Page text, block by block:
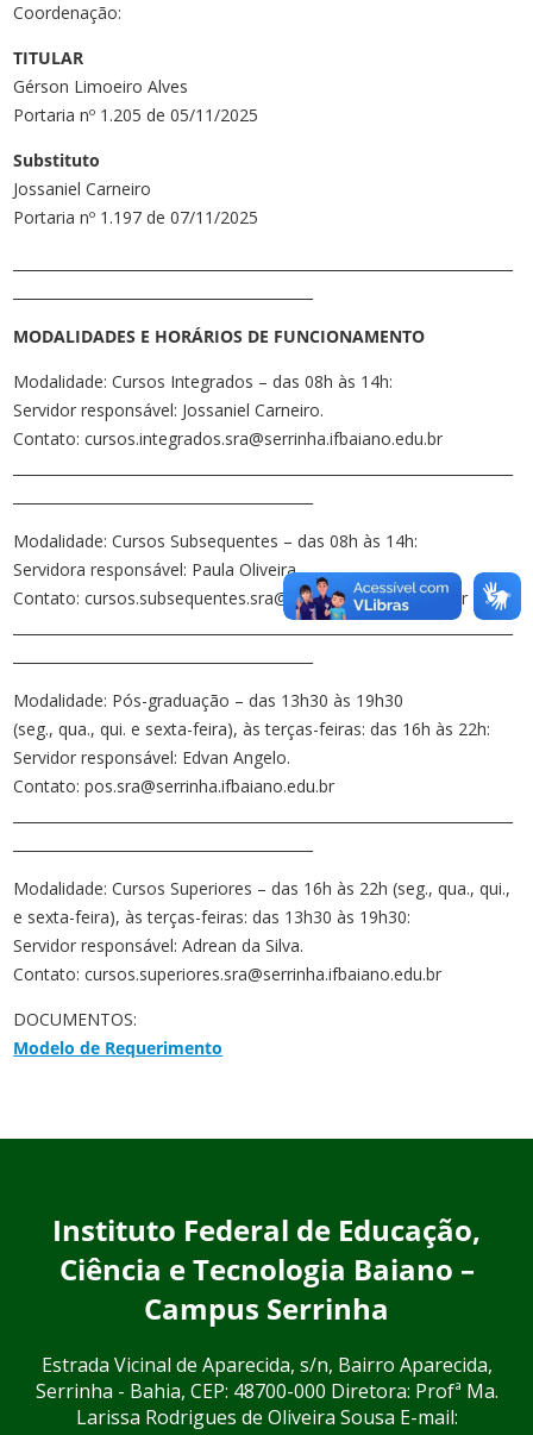
Coordenação:
TITULAR
Gérson Limoeiro Alves
Portaria nº 1.205 de 05/11/2025
Substituto
Jossaniel Carneiro
Portaria nº 1.197 de 07/11/2025
MODALIDADES E HORÁRIOS DE FUNCIONAMENTO
Modalidade: Cursos Integrados – das 08h às 14h:
Servidor responsável: Jossaniel Carneiro.
Contato: cursos.integrados.sra@serrinha.ifbaiano.edu.br
Modalidade: Cursos Subsequentes – das 08h às 14h:
Servidora responsável: Paula Oliveira.
Contato: cursos.subsequentes.sra@serrinha.ifbaiano.edu.br
______________________________________________________________________
Modalidade: Pós-graduação – das 13h30 às 19h30
(seg., qua., qui. e sexta-feira), às terças-feiras: das 16h às 22h:
Servidor responsável: Edvan Angelo.
Contato: pos.sra@serrinha.ifbaiano.edu.br
Modalidade: Cursos Superiores – das 16h às 22h (seg., qua., qui.,
e sexta-feira), às terças-feiras: das 13h30 às 19h30:
Servidor responsável: Adrean da Silva.
Contato: cursos.superiores.sra@serrinha.ifbaiano.edu.br
DOCUMENTOS:
Modelo de Requerimento
Instituto Federal de Educação,
Ciência e Tecnologia Baiano –
Campus Serrinha
Estrada Vicinal de Aparecida, s/n, Bairro Aparecida,
Serrinha - Bahia, CEP: 48700-000 Diretora: Profª Ma.
Larissa Rodrigues de Oliveira Sousa E-mail: